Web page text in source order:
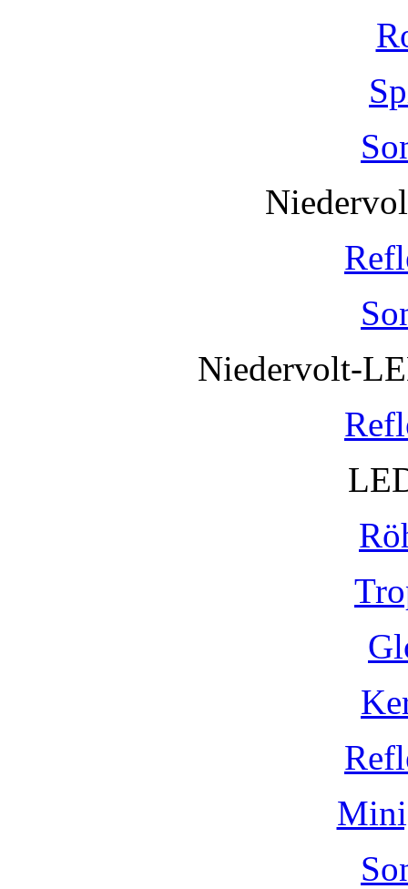
Niedervolt-